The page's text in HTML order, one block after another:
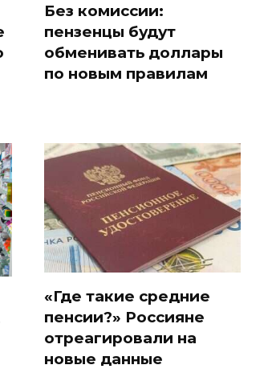
Без комиссии:
пензенцы будут
обменивать доллары
по новым правилам
«Где такие средние
пенсии?» Россияне
отреагировали на
новые данные